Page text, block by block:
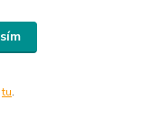
tu.